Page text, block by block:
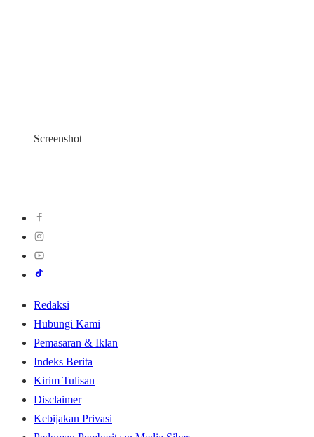
Screenshot
Redaksi
Hubungi Kami
Pemasaran & Iklan
Indeks Berita
Kirim Tulisan
Disclaimer
Kebijakan Privasi